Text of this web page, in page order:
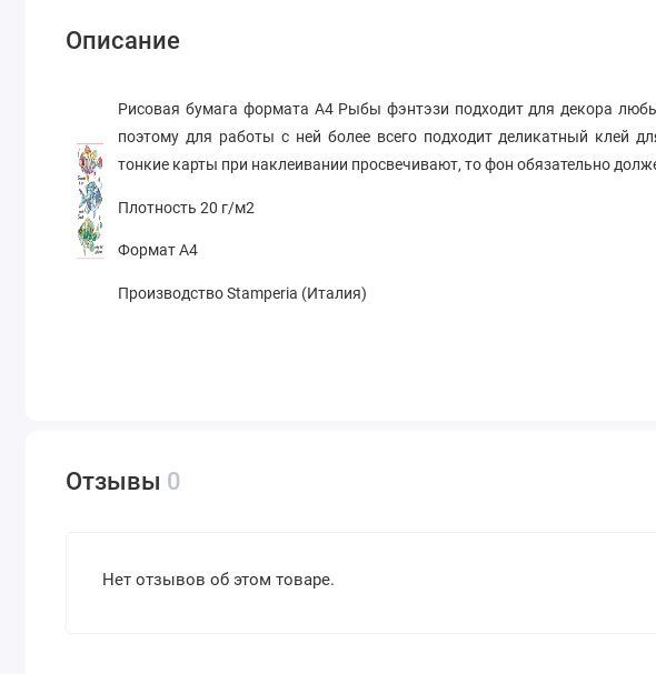
Описание
Рисовая бумага формата А4 Рыбы фэнтэзи подходит для декора
поэтому для работы с ней более всего подходит деликатный клей
тонкие карты при наклеивании просвечивают, то фон обязательно
Плотность 20 г/м2
Формат А4
Производство Stamperia (Италия)
Отзывы 0
Нет отзывов об этом товаре.